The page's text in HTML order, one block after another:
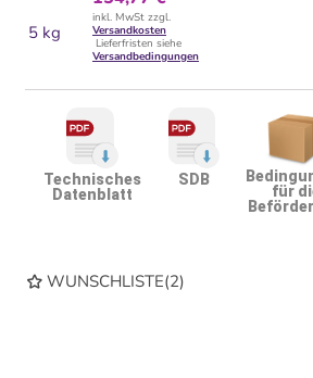
5 kg
inkl. MwSt zzgl.
Versandkosten
Lieferfristen siehe
Versandbedingungen
Technisches
Datenblatt
SDB
für
WUNSCHLISTE(2)